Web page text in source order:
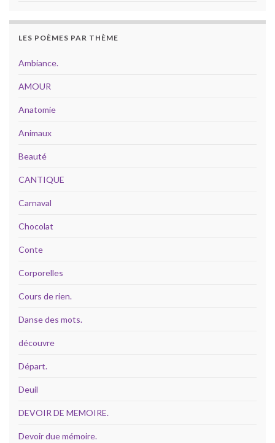
LES POÈMES PAR THÈME
Ambiance.
AMOUR
Anatomie
Animaux
Beauté
CANTIQUE
Carnaval
Chocolat
Conte
Corporelles
Cours de rien.
Danse des mots.
découvre
Départ.
Deuil
DEVOIR DE MEMOIRE.
Devoir due mémoire.